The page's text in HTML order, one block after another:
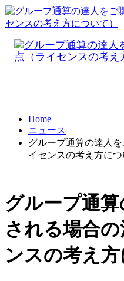
Home
ニュース
グループ通算の達人
イセンスの考え方につ
グループ通
される場合
ンスの考え方